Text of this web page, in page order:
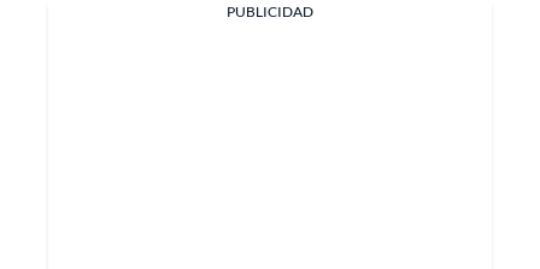
PUBLICIDAD